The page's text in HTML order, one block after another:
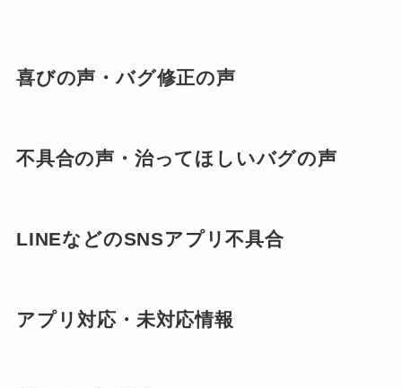
喜びの声・バグ修正の声
不具合の声・治ってほしいバグの声
LINEなどのSNSアプリ不具合
アプリ対応・未対応情報